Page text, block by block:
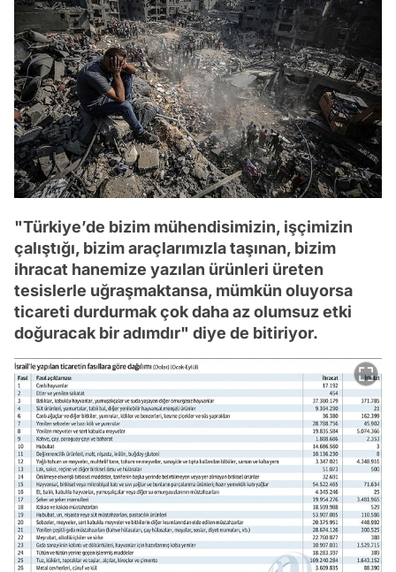
"Türkiye’de bizim mühendisimizin, işçimizin
çalıştığı, bizim araçlarımızla taşınan, bizim
ihracat hanemize yazılan ürünleri üreten
tesislerle uğraşmaktansa, mümkün oluyorsa
ticareti durdurmak çok daha az olumsuz etki
doğuracak bir adımdır" diye de bitiriyor.